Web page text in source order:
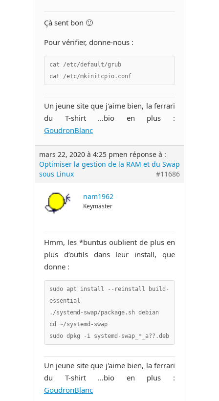
Çà sent bon 🙂
Pour vérifier, donne-nous :
cat /etc/default/grub
cat /etc/mkinitcpio.conf
Un jeune site que j'aime bien, la ferrari
du T-shirt ...bio en plus :
GoudronBlanc
mars 22, 2020 à 4:25 pmen réponse à :
Optimiser la gestion de la RAM et du Swap
sous Linux
#11686
nam1962
Keymaster
Hmm, les *buntus oublient de plus en
plus d’outils dans leur install, que
donne :
sudo apt install --reinstall build-
essential
./systemd-swap/package.sh debian
cd ~/systemd-swap
sudo dpkg -i systemd-swap_*_a??.deb
Un jeune site que j'aime bien, la ferrari
du T-shirt ...bio en plus :
GoudronBlanc